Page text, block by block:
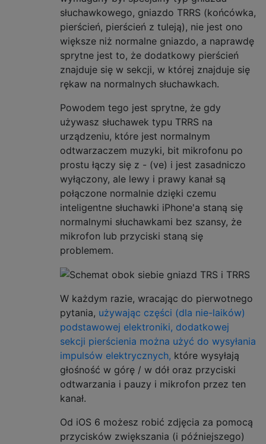
słuchawkowego, gniazdo TRRS (końcówka,
pierścień, pierścień z tuleją), nie jest ono
większe niż normalne gniazdo, a naprawdę
sprytne jest to, że dodatkowy pierścień
znajduje się w sekcji, w której znajduje się
rękaw na normalnych słuchawkach.
Powodem tego jest sprytne, że gdy
używasz słuchawek typu TRRS na
urządzeniu, które jest normalnym
odtwarzaczem muzyki, bit mikrofonu po
prostu łączy się z - (ve) i jest zasadniczo
wyłączony, ale lewy i prawy kanał są
połączone normalnie dzięki czemu
inteligentne słuchawki iPhone'a staną się
normalnymi słuchawkami bez szansy, że
mikrofon lub przyciski staną się
problemem.
W każdym razie, wracając do pierwotnego
pytania, używając części (dla nie-laików)
podstawowej elektroniki, dodatkowej
sekcji pierścienia można użyć do wysyłania
impulsów elektrycznych, które wysyłają
głośność w górę / w dół oraz przyciski
odtwarzania i pauzy i mikrofon przez ten
kanał.
Od iOS 6 możesz robić zdjęcia za pomocą
przycisków zwiększania (i późniejszego)